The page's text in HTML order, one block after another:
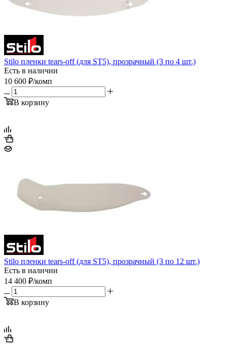
Stilo пленки tears-off (для ST5), прозрачный (3 по 4 шт.)
Есть в наличии
10 600 ₽/комп
В корзину
Stilo пленки tears-off (для ST5), прозрачный (3 по 12 шт.)
Есть в наличии
14 400 ₽/комп
В корзину